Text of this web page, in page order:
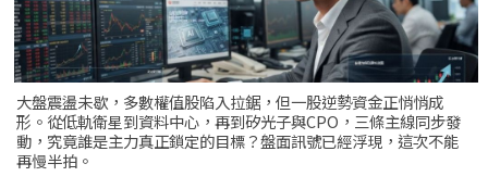
大盤震盪未歇，多數權值股陷入拉鋸，但一股逆勢資金正悄悄成
形。從低軌衛星到資料中心，再到矽光子與CPO，三條主線同步發
動，究竟誰是主力真正鎖定的目標？盤面訊號已經浮現，這次不能
再慢半拍。